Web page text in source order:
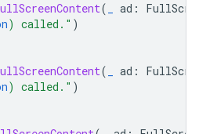
( ad :
) called." )
( ad :
) called." )